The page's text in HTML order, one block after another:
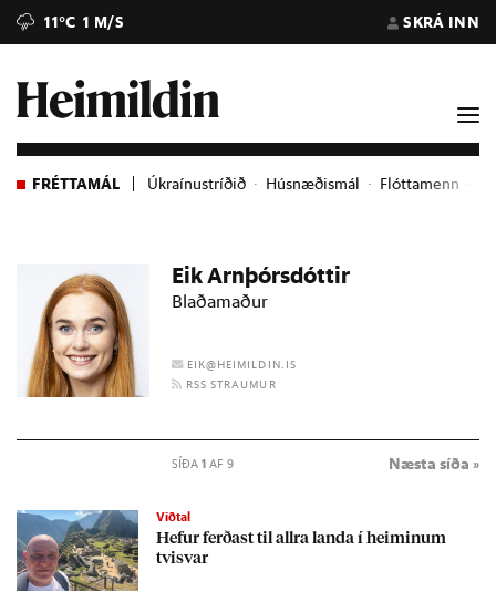
11°C 1 M/S SKRÁ INN
FRÉTTAMÁL Úkraínustríðið Húsnæðismál Flóttamenn
Eik Arnþórsdóttir
Blaðamaður
EIK@HEIMILDIN.IS
RSS STRAUMUR
SÍÐA 1 AF 9 Næsta síða »
Viðtal
Hef­ur ferð­ast til allra landa í heim­in­um
tvisvar